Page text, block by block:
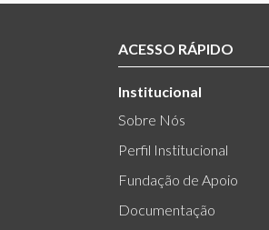
ACESSO RÁPIDO
Institucional
Sobre Nós
Perfil Institucional
Fundação de Apoio
Documentação